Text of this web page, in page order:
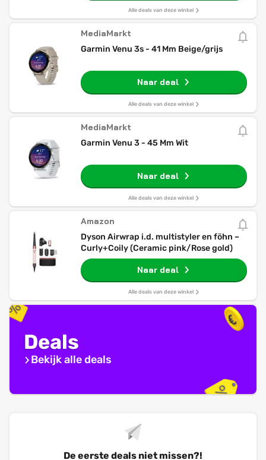
Alle deals van deze winkel
MediaMarkt
Garmin Venu 3s - 41 Mm Beige/grijs
Naar deal
Alle deals van deze winkel
MediaMarkt
Garmin Venu 3 - 45 Mm Wit
Naar deal
Alle deals van deze winkel
Amazon
Dyson Airwrap i.d. multistyler en föhn –
Curly+Coily (Ceramic pink/Rose gold)
Naar deal
Alle deals van deze winkel
Deals
Bekijk alle deals
De eerste deals niet missen?!